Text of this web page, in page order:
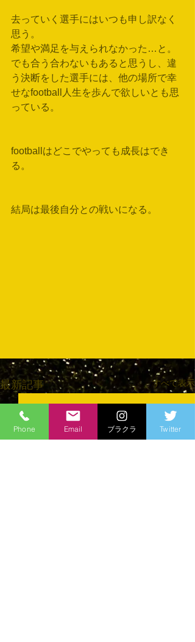
去っていく選手にはいつも申し訳なく
思う。
希望や満足を与えられなかった…と。
でも合う合わないもあると思うし、違
う決断をした選手には、他の場所で幸
せなfootball人生を歩んで欲しいとも思
っている。
footballはどこでやっても成長はでき
る。
結局は最後自分との戦いになる。
最新記事 すべて表示
Phone Email ブラクラ Twitter